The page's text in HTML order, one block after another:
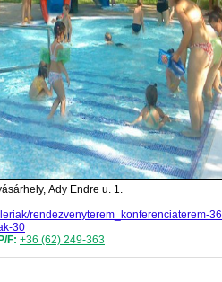
Ady Endre u. 1.
rendezvenyterem_konferenciaterem-36
30
P/F: +36 (62) 249-363